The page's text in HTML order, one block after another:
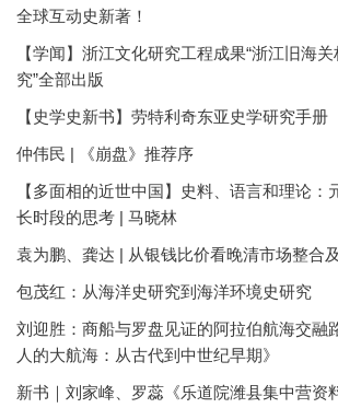
全球互动史新著！
【学闻】浙江文化研究工程成果“浙江旧海
究”全部出版
【史学史新书】劳特利奇东亚史学研究手册
仲伟民 | 《崩盘》推荐序
【多面相的近世中国】史料、语言和理论：
长时段的思考 | 马晓林
袁为鹏、龚达 | 从银钱比价看晚清市场整合
包茂红：从海洋史研究到海洋环境史研究
刘迎胜：商船与罗盘见证的阿拉伯航海交
人的大航海：从古代到中世纪早期》
新书｜刘家峰、罗蕊《乐道院潍县集中营资